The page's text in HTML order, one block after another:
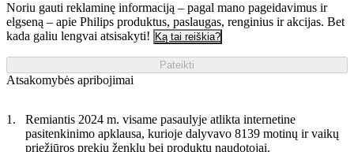
Noriu gauti reklaminę informaciją – pagal mano pageidavimus ir
elgseną – apie Philips produktus, paslaugas, renginius ir akcijas. Bet
kada galiu lengvai atsisakyti! Ką tai reiškia?
Pateikti
Atsakomybės apribojimai
Remiantis 2024 m. visame pasaulyje atlikta internetine
pasitenkinimo apklausa, kurioje dalyvavo 8139 motinų ir vaikų
priežiūros prekių ženklų bei produktų naudotojai.